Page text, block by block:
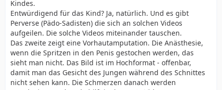
Kindes.
Entwürdigend für das Kind? Ja, natürlich. Und es gibt
Perverse (Pädo-Sadisten) die sich an solchen Videos
aufgeilen. Die solche Videos miteinander tauschen.
Das zweite zeigt eine Vorhautamputation. Die Anästhesie,
wenn die Spritzen in den Penis gestochen werden, das
sieht man nicht. Das Bild ist im Hochformat - offenbar,
damit man das Gesicht des Jungen während des Schnittes
nicht sehen kann. Die Schmerzen danach werden